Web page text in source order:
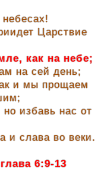
Царствие
как на небе;
на сей день;
и мы прощаем
избавь нас от
и слава во веки.
6:9-13